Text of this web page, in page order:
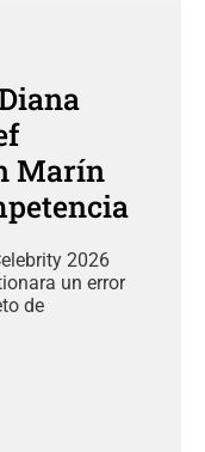
Marín
2026
un error
de